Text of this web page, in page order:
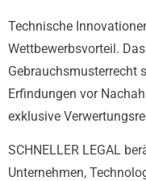
Technische
Wettbewerbsvorteil.
Gebrauchsmusterrecht
Erfindungen vor
exklusive
SCHNELLER LEGAL
Unternehmen,